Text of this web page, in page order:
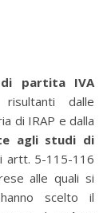
di partita IVA
dalle
di IRAP e dalla
agli studi di
artt. 5-115-116
alle quali si
scelto il